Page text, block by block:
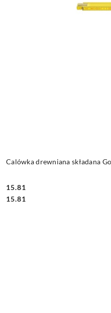
Calówka drewniana składana
Cena:
15.81
Cena:
15.81